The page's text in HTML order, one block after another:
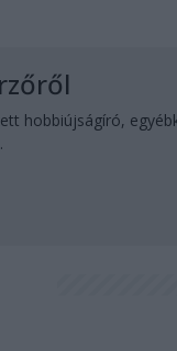
hobbiújságíró,